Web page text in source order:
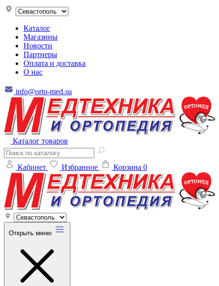
Каталог
Магазины
Новости
Партнеры
Оплата и доставка
О нас
info@orto-med.su
Каталог товаров
Кабинет Избранное Корзина 0
Открыть меню